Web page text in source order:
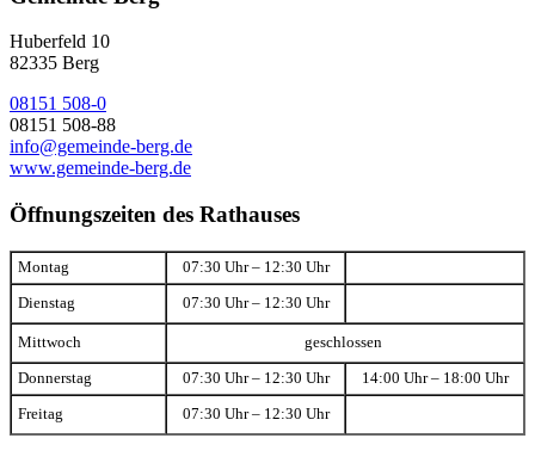
Huberfeld 10
82335 Berg
08151 508-0
08151 508-88
info@gemeinde-berg.de
www.gemeinde-berg.de
Öffnungszeiten des Rathauses
Montag 07:30 Uhr – 12:30 Uhr
Dienstag 07:30 Uhr – 12:30 Uhr
Mittwoch geschlossen
Donnerstag 07:30 Uhr – 12:30 Uhr 14:00 Uhr – 18:00 Uhr
Freitag 07:30 Uhr – 12:30 Uhr